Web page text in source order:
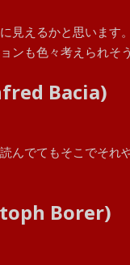
見えるかと思います。
ンも色々考えられそう
Bacia)
んでてもそこでそれ
Borer)